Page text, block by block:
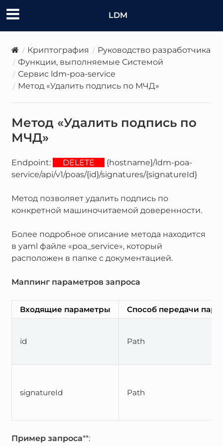
LDM
Криптография
Руководство разработчика
Функции, выполняемые Системой
Сервис ldm-poa-service
Метод «Удалить подпись по МЧД»
Метод «Удалить подпись по
МЧД»
Endpoint: DELETE
{hostname}/ldm-poa-
service/api/v1/poas/{id}/signatures/{signatureId}
Метод позволяет удалить подпись по
конкретной машиночитаемой доверенности.
Более подробное описание метода находится
в yaml файле «poa_service», который
расположен в папке с документацией.
Маппинг параметров запроса
Входящие параметры Способ передачи
id Path
signatureId Path
Пример запроса**: